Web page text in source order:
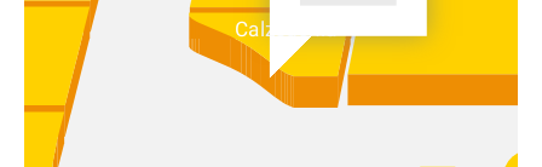
Calzedonia